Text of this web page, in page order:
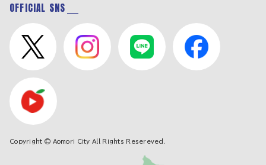
OFFICIAL SNS
Copyright © Aomori City All Rights Resereved.